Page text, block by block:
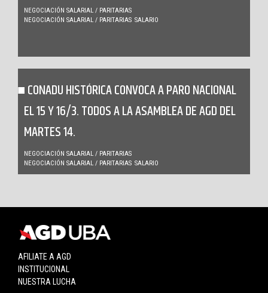
NEGOCIACIÓN SALARIAL / PARITARIAS
NEGOCIACIÓN SALARIAL / PARITARIAS SALARIO
CONADU HISTÓRICA CONVOCA A PARO NACIONAL
EL 15 Y 16/3. TODOS A LA ASAMBLEA DE AGD DEL
MARTES 14.
NEGOCIACIÓN SALARIAL / PARITARIAS
NEGOCIACIÓN SALARIAL / PARITARIAS SALARIO
AFILIATE A AGD
INSTITUCIONAL
NUESTRA LUCHA